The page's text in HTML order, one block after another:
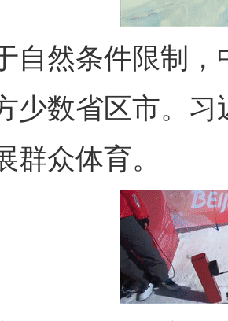
然条件限制，
少数省区市。
群众体育。